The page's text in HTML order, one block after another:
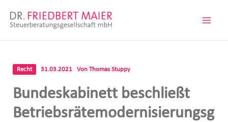
Inhalt
Recht 31.03.2021 Von Thomas Stuppy
Bundeskabinett beschließt
Betriebsrätemodernisierungsg